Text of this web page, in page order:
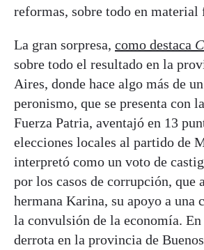
reformas, sobre todo en
La gran sorpresa, como destaca
sobre todo el resultado en la
Aires, donde hace algo más de
peronismo, que se presenta con
Fuerza Patria, aventajó en 13
elecciones locales al partido de
interpretó como un voto de
por los casos de corrupción, que
hermana Karina, su apoyo a una
la convulsión de la economía. En
derrota en la provincia de